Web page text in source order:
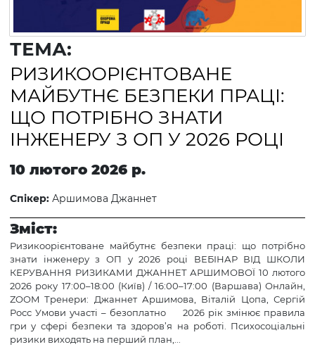
ТЕМА:
РИЗИКООРІЄНТОВАНЕ
МАЙБУТНЄ БЕЗПЕКИ ПРАЦІ:
ЩО ПОТРІБНО ЗНАТИ
ІНЖЕНЕРУ З ОП У 2026 РОЦІ
10 лютого 2026 р.
Спікер: Аршимова Джаннет
Зміст:
Ризикоорієнтоване майбутнє безпеки праці: що потрібно
знати інженеру з ОП у 2026 році ВЕБІНАР ВІД ШКОЛИ
КЕРУВАННЯ РИЗИКАМИ ДЖАННЕТ АРШИМОВОЇ 10 лютого
2026 року 17:00–18:00 (Київ) / 16:00–17:00 (Варшава) Онлайн,
ZOOM Тренери: Джаннет Аршимова, Віталій Цопа, Сергій
Росс Умови участі – безоплатно 2026 рік змінює правила
гри у сфері безпеки та здоров’я на роботі. Психосоціальні
ризики виходять на перший план,...